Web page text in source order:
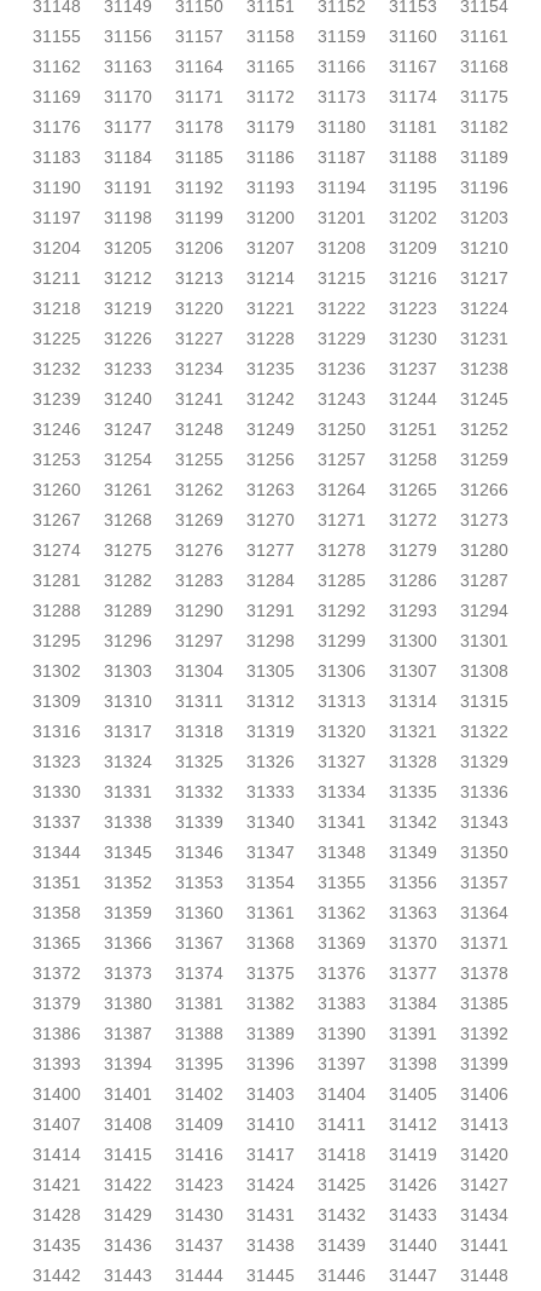
31148
31149 31150 31151 31152 31153
31154
31155
31156 31157 31158 31159 31160
31161
31162
31163 31164 31165 31166 31167
31168
31169
31170 31171 31172 31173 31174
31175
31176
31177 31178 31179 31180 31181
31182
31183
31184 31185 31186 31187 31188
31189
31190
31191 31192 31193 31194 31195
31196
31197
31198 31199 31200 31201 31202
31203
31204
31205 31206 31207 31208 31209
31210
31211
31212 31213 31214 31215 31216
31217
31218
31219 31220 31221 31222 31223
31224
31225
31226 31227 31228 31229 31230
31231
31232
31233 31234 31235 31236 31237
31238
31239
31240 31241 31242 31243 31244
31245
31246
31247 31248 31249 31250 31251
31252
31253
31254 31255 31256 31257 31258
31259
31260
31261 31262 31263 31264 31265
31266
31267
31268 31269 31270 31271 31272
31273
31274
31275 31276 31277 31278 31279
31280
31281
31282 31283 31284 31285 31286
31287
31288
31289 31290 31291 31292 31293
31294
31295
31296 31297 31298 31299 31300
31301
31302
31303 31304 31305 31306 31307
31308
31309
31310 31311 31312 31313 31314
31315
31316
31317 31318 31319 31320 31321
31322
31323
31324 31325 31326 31327 31328
31329
31330
31331 31332 31333 31334 31335
31336
31337
31338 31339 31340 31341 31342
31343
31344
31345 31346 31347 31348 31349
31350
31351
31352 31353 31354 31355 31356
31357
31358
31359 31360 31361 31362 31363
31364
31365
31366 31367 31368 31369 31370
31371
31372
31373 31374 31375 31376 31377
31378
31379
31380 31381 31382 31383 31384
31385
31386
31387 31388 31389 31390 31391
31392
31393
31394 31395 31396 31397 31398
31399
31400
31401 31402 31403 31404 31405
31406
31407
31408 31409 31410 31411 31412
31413
31414
31415 31416 31417 31418 31419
31420
31421
31422 31423 31424 31425 31426
31427
31428
31429 31430 31431 31432 31433
31434
31435
31436 31437 31438 31439 31440
31441
31442
31443 31444 31445 31446 31447
31448